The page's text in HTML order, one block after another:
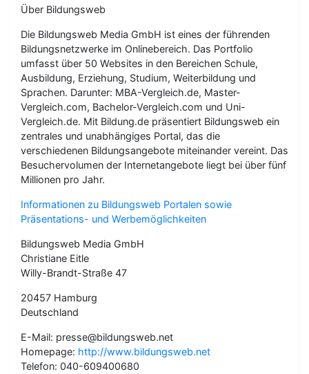
Über Bildungsweb
Die Bildungsweb Media GmbH ist eines der führenden
Bildungsnetzwerke im Onlinebereich. Das Portfolio
umfasst über 50 Websites in den Bereichen Schule,
Ausbildung, Erziehung, Studium, Weiterbildung und
Sprachen. Darunter: MBA-Vergleich.de, Master-
Vergleich.com, Bachelor-Vergleich.com und Uni-
Vergleich.de. Mit Bildung.de präsentiert Bildungsweb ein
zentrales und unabhängiges Portal, das die
verschiedenen Bildungsangebote miteinander vereint. Das
Besuchervolumen der Internetangebote liegt bei über fünf
Millionen pro Jahr.
Informationen zu Bildungsweb Portalen sowie
Präsentations- und Werbemöglichkeiten
Bildungsweb Media GmbH
Christiane Eitle
Willy-Brandt-Straße 47
20457 Hamburg
Deutschland
E-Mail: presse@bildungsweb.net
Homepage: http://www.bildungsweb.net
Telefon: 040-609400680